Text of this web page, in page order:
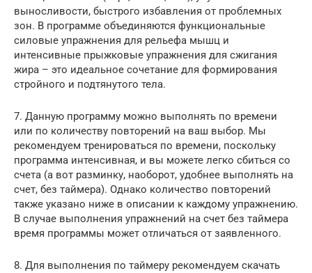
выносливости, быстрого избавления от проблемных
зон. В программе объединяются функциональные
силовые упражнения для рельефа мышц и
интенсивные прыжковые упражнения для сжигания
жира – это идеальное сочетание для формирования
стройного и подтянутого тела.
7. Данную программу можно выполнять по времени
или по количеству повторений на ваш выбор. Мы
рекомендуем тренироваться по времени, поскольку
программа интенсивная, и вы можете легко сбиться со
счета (а вот разминку, наоборот, удобнее выполнять на
счет, без таймера). Однако количество повторений
также указано ниже в описании к каждому упражнению.
В случае выполнения упражнений на счет без таймера
время программы может отличаться от заявленного.
8. Для выполнения по таймеру рекомендуем скачать